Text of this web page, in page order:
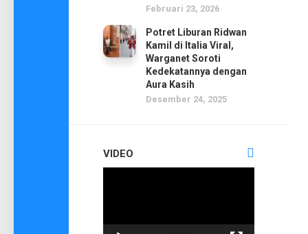
Februari 23, 2026
Potret Liburan Ridwan
Kamil di Italia Viral,
Warganet Soroti
Kedekatannya dengan
Aura Kasih
Desember 24, 2025
VIDEO